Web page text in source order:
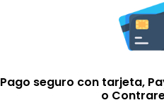
Pago seguro con tarjeta,
o